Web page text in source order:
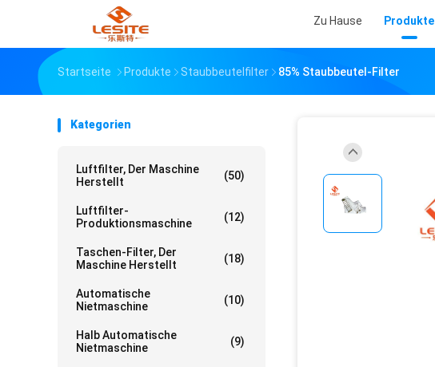
Zu Hause Produkte
Startseite Produkte Staubbeutelfilter 85% Staubbeutel-Filter
Kategorien
Luftfilter, Der Maschine
Herstellt
(50)
Luftfilter-
Produktionsmaschine
(12)
Taschen-Filter, Der
Maschine Herstellt
(18)
Automatische
Nietmaschine
(10)
Halb Automatische
Nietmaschine
(9)